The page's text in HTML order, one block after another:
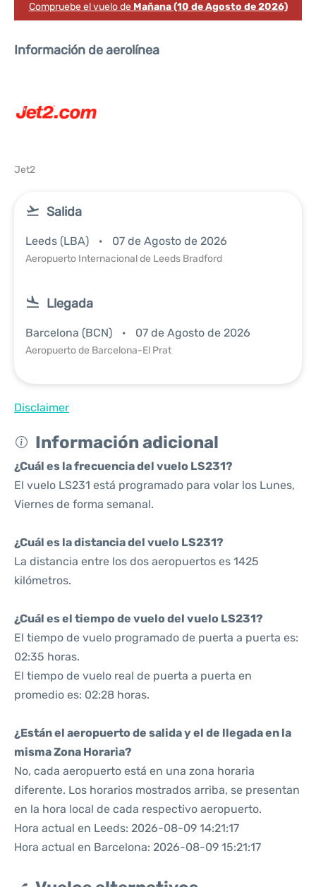
Compruebe el vuelo de Mañana (10 de Agosto de 2026)
Información de aerolínea
Jet2
Salida
Leeds (LBA) 07 de Agosto de 2026
Aeropuerto Internacional de Leeds Bradford
Llegada
Barcelona (BCN) 07 de Agosto de 2026
Aeropuerto de Barcelona-El Prat
Disclaimer
Información adicional
¿Cuál es la frecuencia del vuelo LS231?
El vuelo LS231 está programado para volar los Lunes,
Viernes de forma semanal.
¿Cuál es la distancia del vuelo LS231?
La distancia entre los dos aeropuertos es 1425
kilómetros.
¿Cuál es el tiempo de vuelo del vuelo LS231?
El tiempo de vuelo programado de puerta a puerta es:
02:35 horas.
El tiempo de vuelo real de puerta a puerta en
promedio es: 02:28 horas.
¿Están el aeropuerto de salida y el de llegada en la
misma Zona Horaria?
No, cada aeropuerto está en una zona horaria
diferente. Los horarios mostrados arriba, se presentan
en la hora local de cada respectivo aeropuerto.
Hora actual en Leeds: 2026-08-09 14:21:17
Hora actual en Barcelona: 2026-08-09 15:21:17